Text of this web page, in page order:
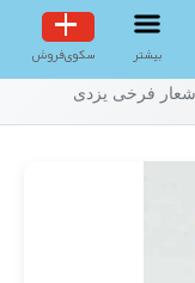
بیشتر سکوی‌فروش
فرخی یزدی